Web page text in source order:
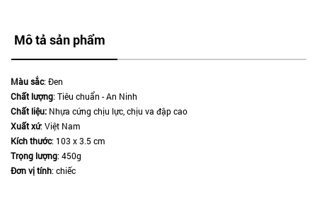
Mô tả sản phẩm
Màu sắc: Đen
Chất lượng: Tiêu chuẩn - An Ninh
Chất liệu: Nhựa cứng chịu lực, chịu va đập cao
Xuất xứ: Việt Nam
Kích thước: 103 x 3.5 cm
Trọng lượng: 450g
Đơn vị tính: chiếc